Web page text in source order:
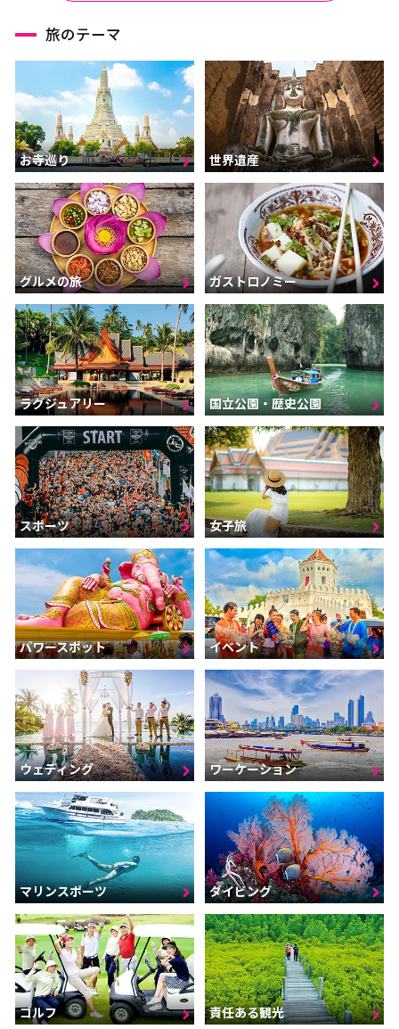
旅のテーマ
お寺巡り 世界遺産
グルメの旅 ガストロノミー
ラグジュアリー 国立公園・歴史公園
スポーツ 女子旅
パワースポット イベント
ウェディング ワーケーション
マリンスポーツ ダイビング
ゴルフ 責任ある観光